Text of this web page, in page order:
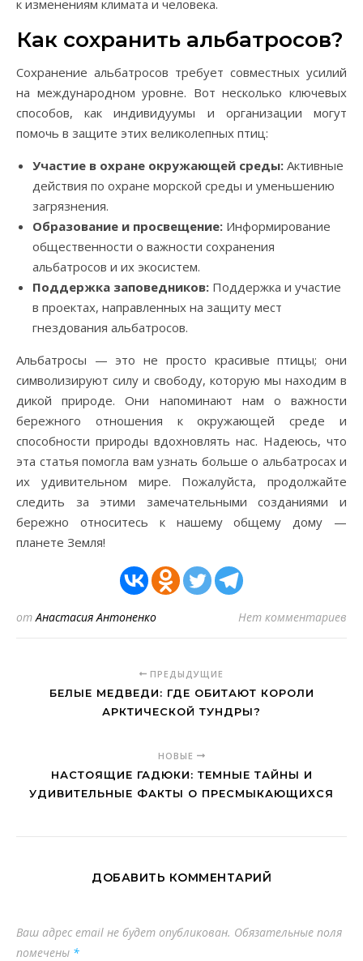
к изменениям климата и человека.
Как сохранить альбатросов?
Сохранение альбатросов требует совместных усилий
на международном уровне. Вот несколько ключевых
способов, как индивидуумы и организации могут
помочь в защите этих великолепных птиц:
Участие в охране окружающей среды: Активные
действия по охране морской среды и уменьшению
загрязнения.
Образование и просвещение: Информирование
общественности о важности сохранения
альбатросов и их экосистем.
Поддержка заповедников: Поддержка и участие
в проектах, направленных на защиту мест
гнездования альбатросов.
Альбатросы — это не просто красивые птицы; они
символизируют силу и свободу, которую мы находим в
дикой природе. Они напоминают нам о важности
бережного отношения к окружающей среде и
способности природы вдохновлять нас. Надеюсь, что
эта статья помогла вам узнать больше о альбатросах и
их удивительном мире. Пожалуйста, продолжайте
следить за этими замечательными созданиями и
бережно относитесь к нашему общему дому —
планете Земля!
отАнастасия Антоненко Нет комментариев
ПРЕДЫДУЩИЕ
БЕЛЫЕ МЕДВЕДИ: ГДЕ ОБИТАЮТ КОРОЛИ
АРКТИЧЕСКОЙ ТУНДРЫ?
НОВЫЕ
НАСТОЯЩИЕ ГАДЮКИ: ТЕМНЫЕ ТАЙНЫ И
УДИВИТЕЛЬНЫЕ ФАКТЫ О ПРЕСМЫКАЮЩИХСЯ
ДОБАВИТЬ КОММЕНТАРИЙ
Ваш адрес email не будет опубликован. Обязательные поля
помечены *